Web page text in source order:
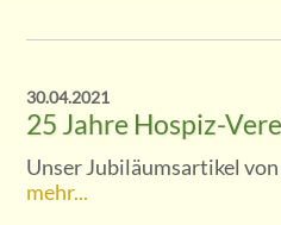
30.04.2021
25 Jahre Hospiz-
Unser Jubiläumsartikel
mehr...